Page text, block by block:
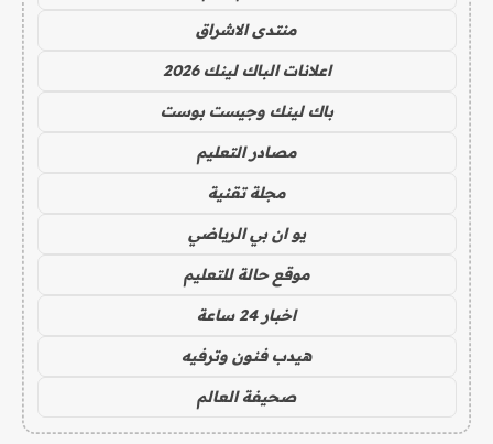
منتدى الاشراق
اعلانات الباك لينك 2026
باك لينك وجيست بوست
مصادر التعليم
مجلة تقنية
يو ان بي الرياضي
موقع حالة للتعليم
اخبار 24 ساعة
هيدب فنون وترفيه
صحيفة العالم